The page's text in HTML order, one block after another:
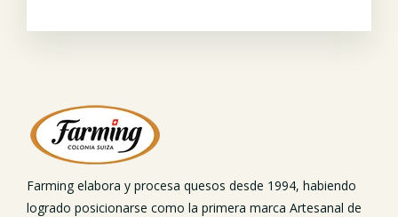
Farming elabora y procesa quesos desde 1994, habiendo
logrado posicionarse como la primera marca Artesanal de